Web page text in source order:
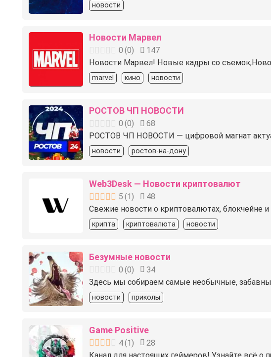
новости
Новости Марвел
0 (0)
147
Новости Марвел! Новые кадры со
marvel кино новости
РОСТОВ ЧП НОВОСТИ
0 (0)
68
️РОСТОВ ЧП НОВОСТИ — цифровой магнат
новости ростов-на-дону
Web3Desk — Новости криптовалют
5 (1)
48
Свежие новости о криптовалютах, блокчейне
крипта криптовалюта новости
Безумные новости
0 (0)
34
Здесь мы собираем самые необычные,
новости приколы
Game Positive
4(1)
28
Канал для настоящих геймеров! Узнайте всё о